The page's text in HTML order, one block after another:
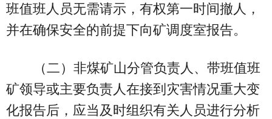
班值班人员无需请示，有权第一时间撤人，
并在确保安全的前提下向矿调度室报告。
（二）非煤矿山分管负责人、带班值班
矿领导或主要负责人在接到灾害情况重大变
化报告后，应当及时组织有关人员进行分析